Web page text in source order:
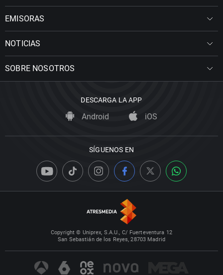
EMISORAS
NOTICIAS
SOBRE NOSOTROS
DESCARGA LA APP
Android iOS
SÍGUENOS EN
Copyright © Uniprex, S.A.U., C/ Fuerteventura 12
San Sebastián de los Reyes, 28703 Madrid